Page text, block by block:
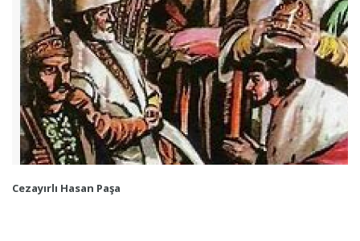
Cezayırlı Hasan Paşa